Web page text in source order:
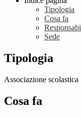
Tipologia
Cosa fa
Sede
Tipologia
Associazione scolastica
Cosa fa